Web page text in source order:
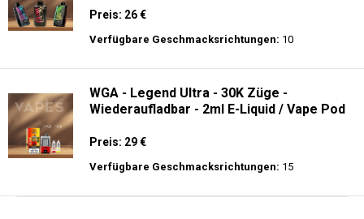
Preis: 26 €
Verfügbare Geschmacksrichtungen: 10
WGA - Legend Ultra - 30K Züge -
Wiederaufladbar - 2ml E-Liquid / Vape Pod
Preis: 29 €
Verfügbare Geschmacksrichtungen: 15